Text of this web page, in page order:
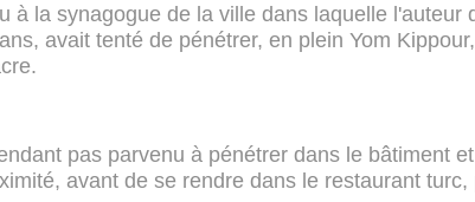
à la synagogue de la ville dans laquelle l'auteur
avait tenté de pénétrer, en plein Yom
pas parvenu à pénétrer dans le bâtiment
avant de se rendre dans le restaurant turc,